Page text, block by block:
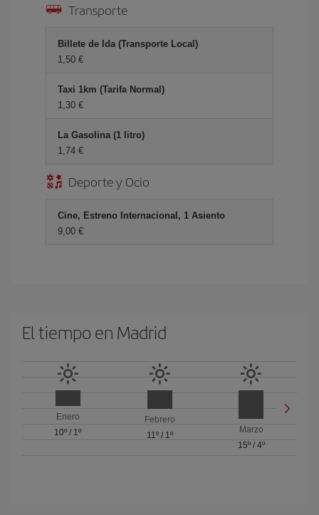
Transporte
Billete de Ida (Transporte Local)
1,50 €
Taxi 1km (Tarifa Normal)
1,30 €
La Gasolina (1 litro)
1,74 €
Deporte y Ocio
Cine, Estreno Internacional, 1 Asiento
9,00 €
El tiempo en Madrid
Enero
10º / 1º
Febrero
11º/ 1º
Marzo
15º/ 4º